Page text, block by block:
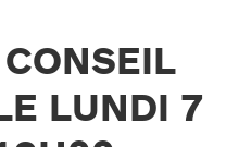
LUNDI 7